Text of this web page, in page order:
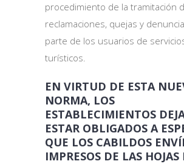
procedimiento de la tramitación
reclamaciones, quejas y
parte de los usuarios de
turísticos.
EN VIRTUD DE ESTA
NORMA, LOS
ESTABLECIMIENTOS
ESTAR OBLIGADOS A
QUE LOS CABILDOS
IMPRESOS DE LAS HOJAS